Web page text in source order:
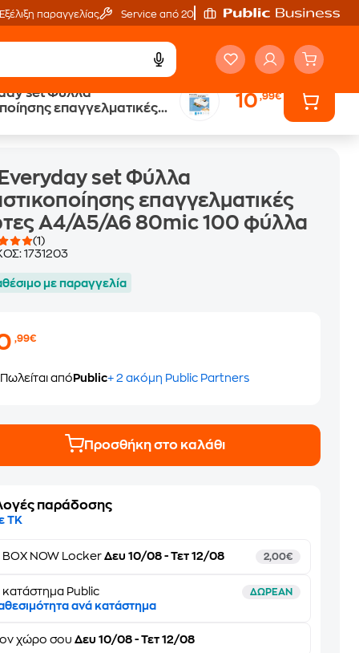
Εξέλιξη παραγγελίας Service από 20'
set Φύλλα
επαγγελματικές
10,99€
A4/A5/A6 80mic 100 φύλλα
Everyday set Φύλλα
επαγγελματικές
A4/A5/A6 80mic 100 φύλλα
(1)
1731203
με παραγγελία
,99€
Πωλείται από Public+ 2 ακόμη Public Partners
Προσθήκη στο καλάθι
παράδοσης
ΤΚ
BOX NOW Locker Δευ 10/08 - Τετ 12/08 2,00€
κατάστημα Public ΔΩΡΕΑΝ
ανά κατάστημα
χώρο σου Δευ 10/08 - Τετ 12/08